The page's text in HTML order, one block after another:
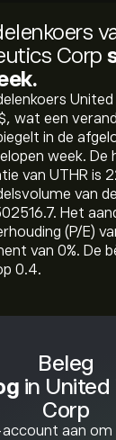
Beleg
in
Corp
account aan
Corp
wat een
in de
week. De
van UTHR is
van
Het
(P/E)
van 0%. De
0.4.